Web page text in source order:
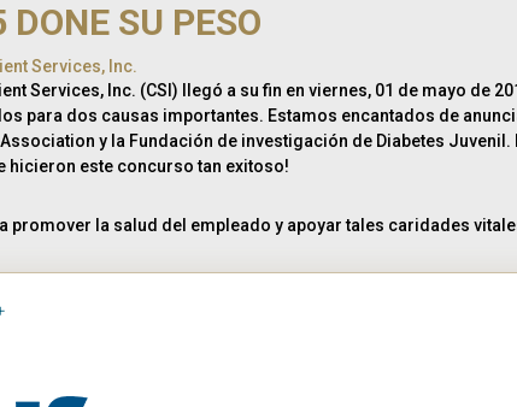
SU PESO
Services, Inc.
Services, Inc. (CSI) llegó a su fin en viernes, 01 de mayo
para dos causas importantes. Estamos encantados de
y la Fundación de investigación de Diabetes
hicieron este concurso tan exitoso!
promover la salud del empleado y apoyar tales caridades